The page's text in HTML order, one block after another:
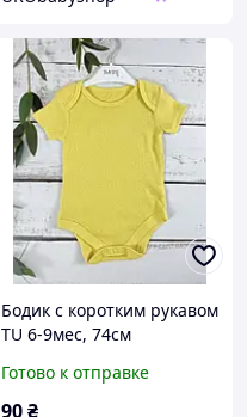
Бодик с коротким рукавом
TU 6-9мес, 74см
Готово к отправке
90₴